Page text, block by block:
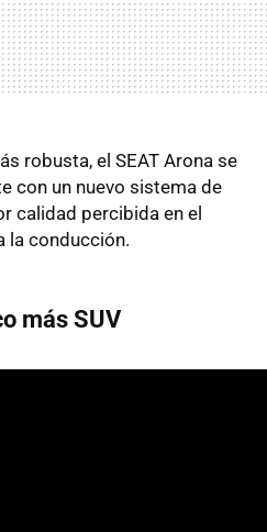
robusta, el SEAT Arona se
con un nuevo sistema de
calidad percibida en el
la conducción.
más SUV